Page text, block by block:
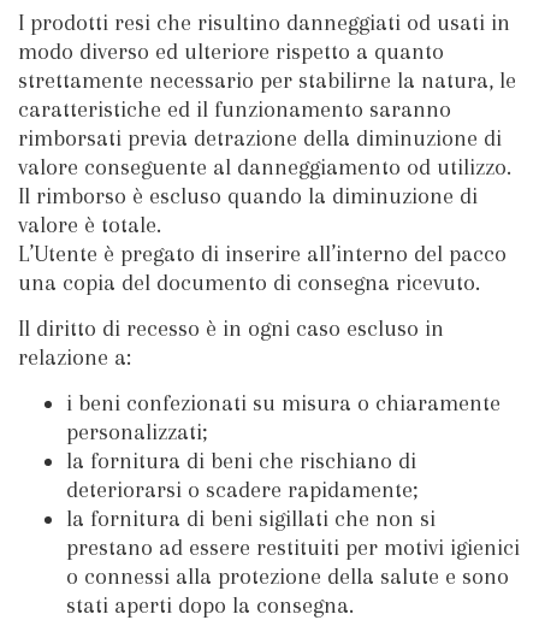
I prodotti resi che risultino danneggiati od usati in
modo diverso ed ulteriore rispetto a quanto
strettamente necessario per stabilirne la natura, le
caratteristiche ed il funzionamento saranno
rimborsati previa detrazione della diminuzione di
valore conseguente al danneggiamento od utilizzo.
Il rimborso è escluso quando la diminuzione di
valore è totale.
L’Utente è pregato di inserire all’interno del pacco
una copia del documento di consegna ricevuto.
Il diritto di recesso è in ogni caso escluso in
relazione a:
i beni confezionati su misura o chiaramente
personalizzati;
la fornitura di beni che rischiano di
deteriorarsi o scadere rapidamente;
la fornitura di beni sigillati che non si
prestano ad essere restituiti per motivi igienici
o connessi alla protezione della salute e sono
stati aperti dopo la consegna.